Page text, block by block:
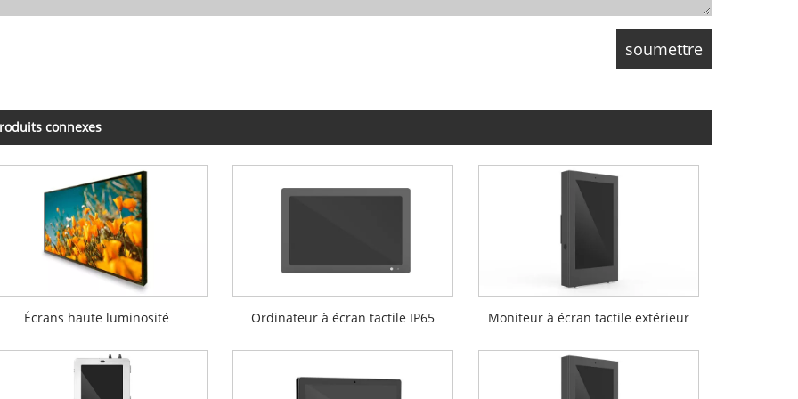
connexes
Écrans haute luminosité Ordinateur à écran tactile IP65 Moniteur à écran tactile extérieur